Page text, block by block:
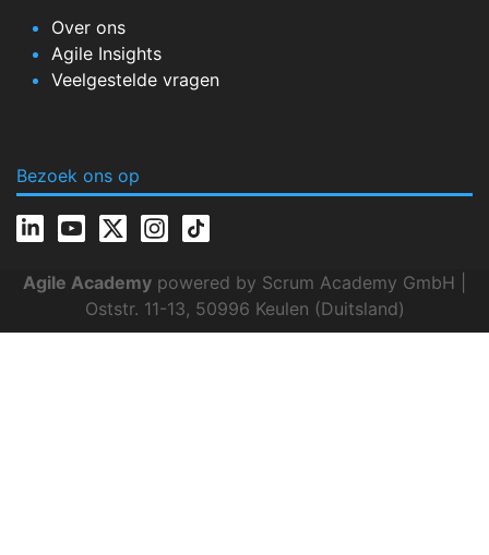
Over ons
Agile Insights
Veelgestelde vragen
Bezoek ons op
Agile Academy powered by Scrum Academy GmbH |
Oststr. 11-13, 50996 Keulen (Duitsland)